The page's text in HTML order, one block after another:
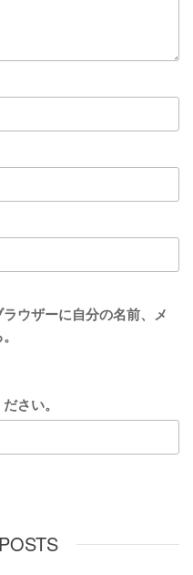
ウザーに自分の名前、メ
さい。